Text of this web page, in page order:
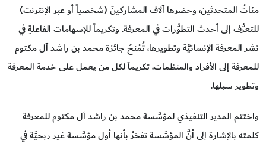
مئاتُ المتحدثين، وحضرها آلاف المشاركينَ (شخصياً أو عبر الإنترنت)
للتعرُّف إلى أحدث التطوُّرات في المعرفة. وتكريماً للإسهامات الفاعلةِ في
نشر المعرفة الإنسانيَّة وتطويرها، تُمْنَحُ جائزة محمد بن راشد آل مكتوم
للمعرفة إلى الأفراد والمنظمات، تكريماً لكل من يعمل على خدمة المعرفة
وتطوير سبلها.
واختتم المدير التنفيذي لمؤسَّسة محمد بن راشد آل مكتوم للمعرفة
كلمته بالإشارة إلى أنَّ المؤسَّسة تفخرُ بأنها أول مؤسَّسة غير ربحيَّة في